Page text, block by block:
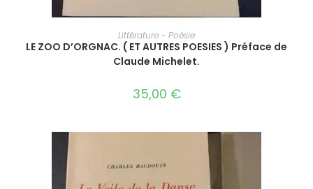
AJOUTER AU PANIER
Littérature - Poésie
LE ZOO D’ORGNAC. ( ET AUTRES POESIES ) Préface de
Claude Michelet.
35,00 €